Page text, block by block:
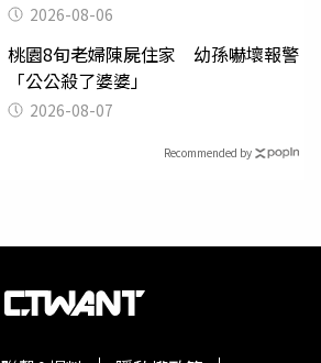
2026-08-06
桃園8旬老婦陳屍住家 幼孫嚇壞報警
「公公殺了婆婆」
2026-08-07
Recommended by